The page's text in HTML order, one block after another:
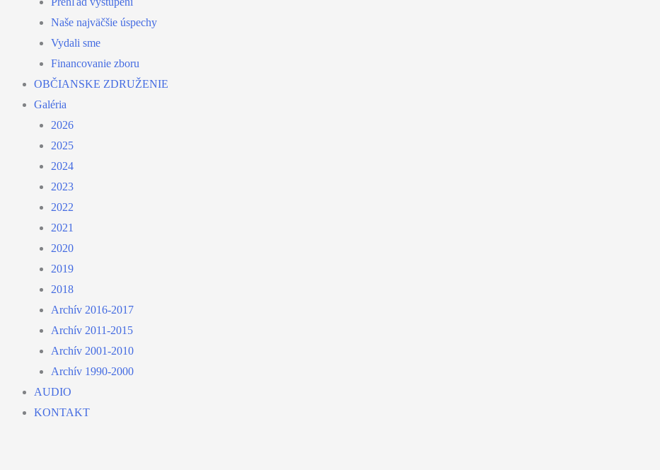
Naše najväčšie úspechy
Vydali sme
Financovanie zboru
OBČIANSKE ZDRUŽENIE
Galéria
2026
2025
2024
2023
2022
2021
2020
2019
2018
Archív 2016-2017
Archív 2011-2015
Archív 2001-2010
Archív 1990-2000
AUDIO
KONTAKT